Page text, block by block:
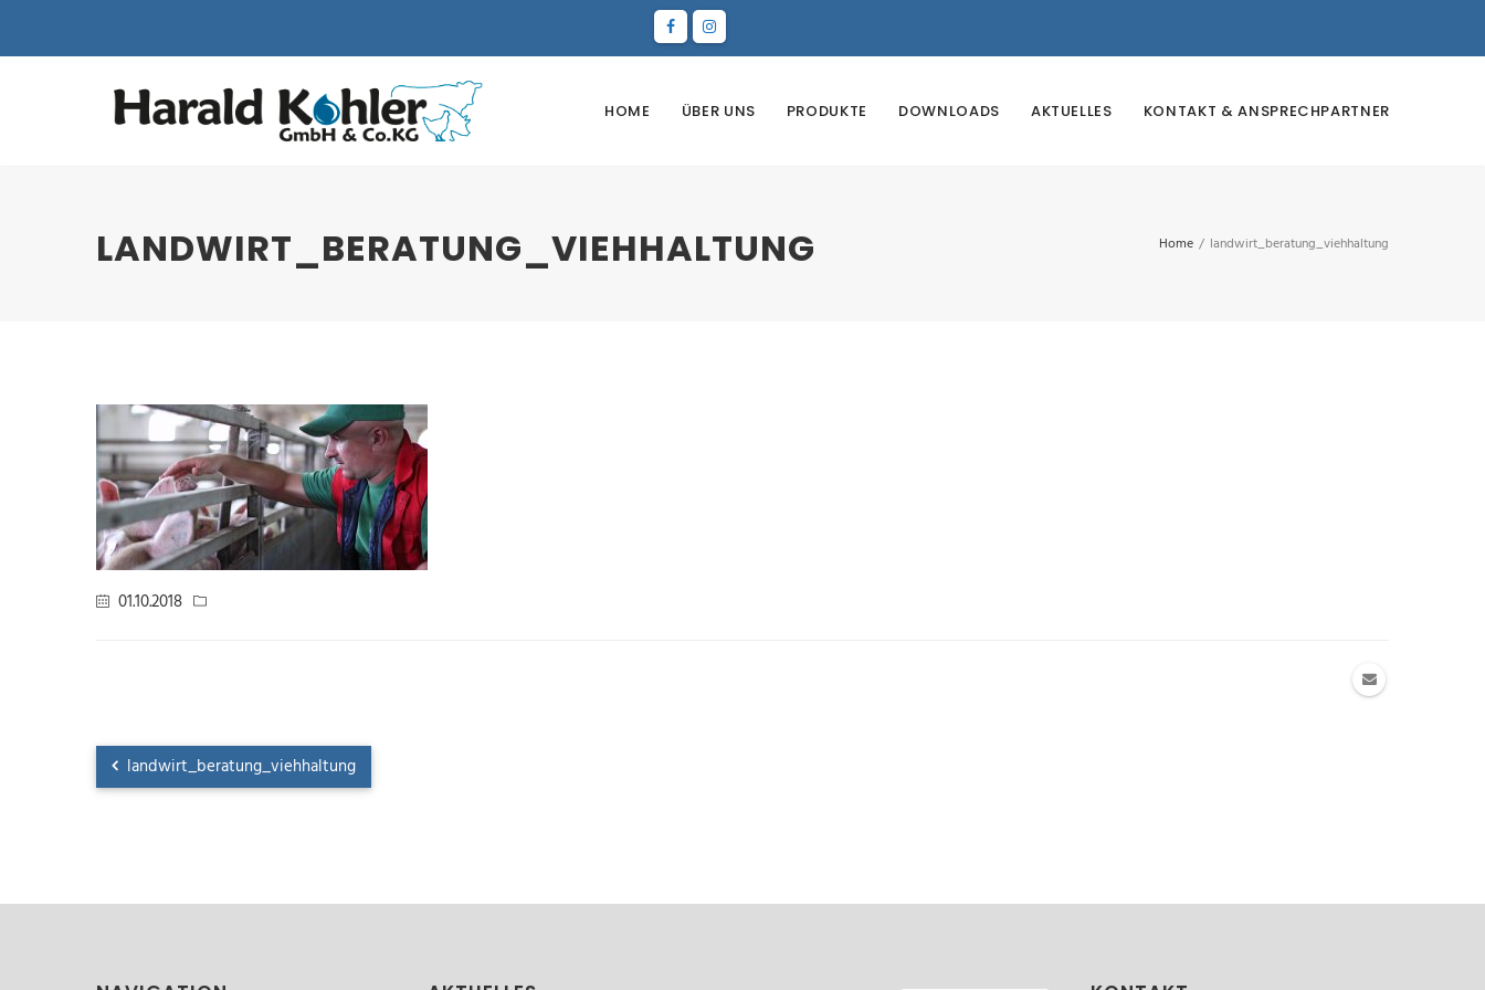
HOME ÜBER UNS PRODUKTE DOWNLOADS AKTUELLES KONTAKT & ANSPRECHPARTNER
LANDWIRT_BERATUNG_VIEHHALTUNG Home / landwirt_beratung_viehhaltung
01.10.2018
landwirt_beratung_viehhaltung